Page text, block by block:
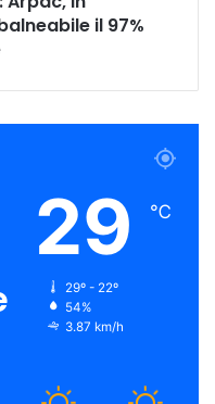
il 97%
29 ℃
29º - 22º
54%
3.87 km/h